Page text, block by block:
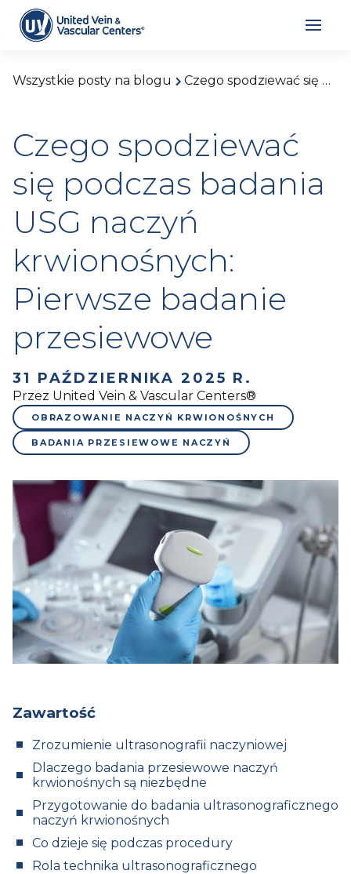
Wszystkie posty na blogu Czego spodziewać się podczas badania USG naczyń krwionośnych: Pierwsze badanie przesiewowe
Czego spodziewać
się podczas badania
USG naczyń
krwionośnych:
Pierwsze badanie
przesiewowe
31 PAŹDZIERNIKA 2025 R.
Przez United Vein & Vascular Centers®
OBRAZOWANIE NACZYŃ KRWIONOŚNYCH
BADANIA PRZESIEWOWE NACZYŃ
Zawartość
Zrozumienie ultrasonografii naczyniowej
Dlaczego badania przesiewowe naczyń
krwionośnych są niezbędne
Przygotowanie do badania ultrasonograficznego
naczyń krwionośnych
Co dzieje się podczas procedury
Rola technika ultrasonograficznego